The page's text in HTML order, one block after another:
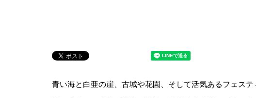
青い海と白亜の崖、古城や花園、そして活気あるフェス